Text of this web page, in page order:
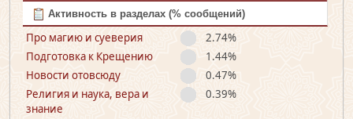
Активность в разделах (% сообщений)
Про магию и суеверия
2.74%
Подготовка к Крещению
1.44%
Новости отовсюду
0.47%
Религия и наука, вера и
знание
0.39%